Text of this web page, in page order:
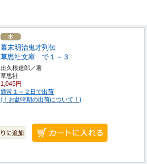
幕末明治鬼才列伝
草思社文庫 で１－３
出久根達郎／著
草思社
1,045円
通常１～２日で出荷
(！お盆時期の出荷について！)